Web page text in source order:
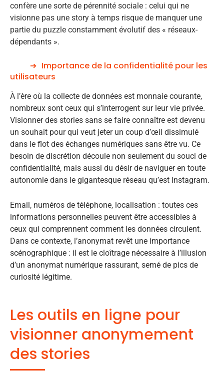
confère une sorte de pérennité sociale : celui qui ne
visionne pas une story à temps risque de manquer une
partie du puzzle constamment évolutif des « réseaux-
dépendants ».
Importance de la confidentialité pour les
utilisateurs
À l’ère où la collecte de données est monnaie courante,
nombreux sont ceux qui s’interrogent sur leur vie privée.
Visionner des stories sans se faire connaître est devenu
un souhait pour qui veut jeter un coup d’œil dissimulé
dans le flot des échanges numériques sans être vu. Ce
besoin de discrétion découle non seulement du souci de
confidentialité, mais aussi du désir de naviguer en toute
autonomie dans le gigantesque réseau qu’est Instagram.
Email, numéros de téléphone, localisation : toutes ces
informations personnelles peuvent être accessibles à
ceux qui comprennent comment les données circulent.
Dans ce contexte, l’anonymat revêt une importance
scénographique : il est le cloîtrage nécessaire à l’illusion
d’un anonymat numérique rassurant, semé de pics de
curiosité légitime.
Les outils en ligne pour
visionner anonymement
des stories